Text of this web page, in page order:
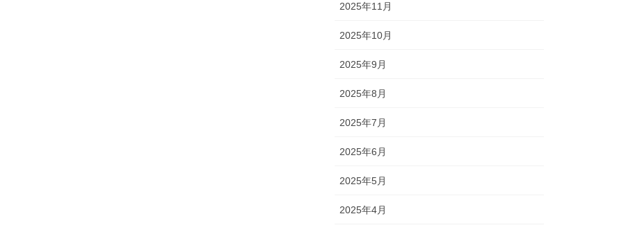
2025年11月
2025年10月
2025年9月
2025年8月
2025年7月
2025年6月
2025年5月
2025年4月